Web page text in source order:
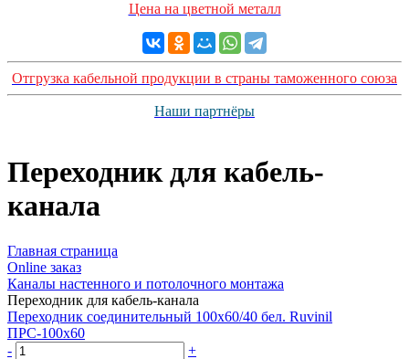
Цена на цветной металл
Отгрузка кабельной продукции в страны таможенного союза
Наши партнёры
Переходник для кабель-
канала
Главная страница
Оnline заказ
Каналы настенного и потолочного монтажа
Переходник для кабель-канала
Переходник соединительный 100х60/40 бел. Ruvinil
ПРС-100х60
-
+